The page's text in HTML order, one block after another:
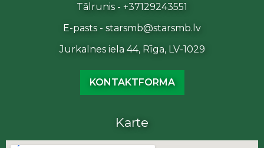
Tālrunis - +37129243551
E-pasts - starsmb@starsmb.lv
Jurkalnes iela 44, Rīga, LV-1029
KONTAKTFORMA
Karte